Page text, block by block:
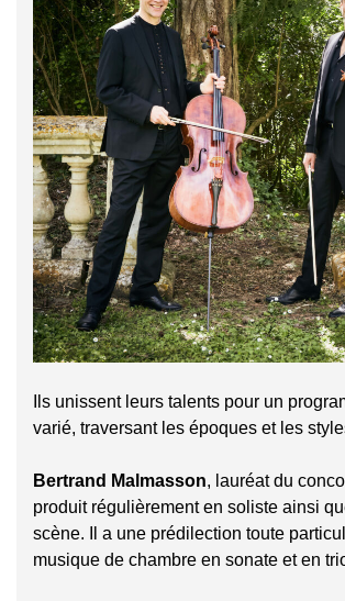
Ils unissent leurs talents pour un
varié, traversant les époques et les
Bertrand Malmasson, lauréat du
produit régulièrement en soliste ainsi
scène. Il a une prédilection toute
musique de chambre en sonate et en